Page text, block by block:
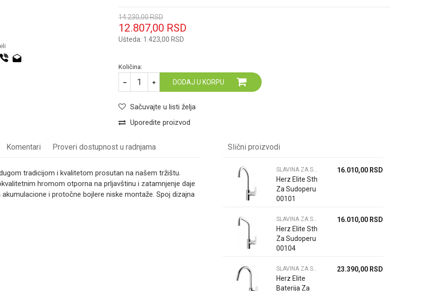
14.230,00RSD
12.807,00 RSD
Ušteda: 1.423,00 RSD
Količina:
DODAJ U KORPU
Sačuvajte u listi želja
Uporedite proizvod
Komentari Proveri dostupnost u radnjama
tradicijom i kvalitetom prosutan na našem tržištu.
hromom otporna na prljavštinu i zatamnjenje daje
i protočne bojlere niske montaže. Spoj dizajna
Slični proizvodi
SLAVINA ZA SUDOPERU
Herz Elite Sth
Za Sudoperu
00101
16.010,00 RSD
SLAVINA ZA SUDOPERU
Herz Elite Sth
Za Sudoperu
00104
16.010,00 RSD
SLAVINA ZA SUDOPERU
Herz Elite
Baterija Za
23.390,00 RSD